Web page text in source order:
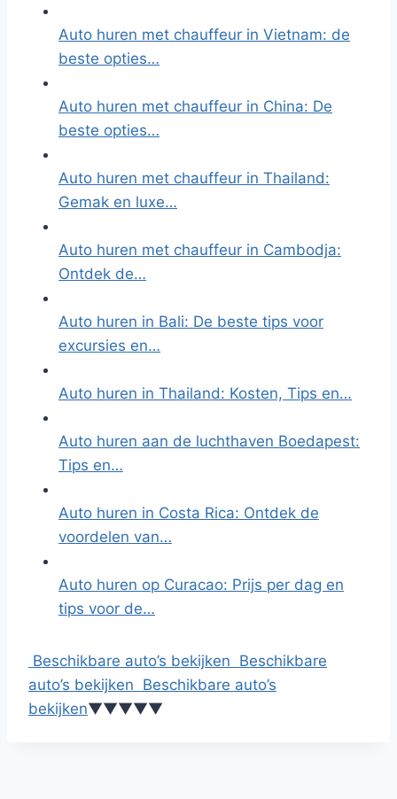
Auto huren met chauffeur in Vietnam: de
beste opties…
Auto huren met chauffeur in China: De
beste opties…
Auto huren met chauffeur in Thailand:
Gemak en luxe…
Auto huren met chauffeur in Cambodja:
Ontdek de…
Auto huren in Bali: De beste tips voor
excursies en…
Auto huren in Thailand: Kosten, Tips en…
Auto huren aan de luchthaven Boedapest:
Tips en…
Auto huren in Costa Rica: Ontdek de
voordelen van…
Auto huren op Curacao: Prijs per dag en
tips voor de…
Beschikbare auto’s bekijken Beschikbare
auto’s bekijken Beschikbare auto’s
bekijken▼▼▼▼▼